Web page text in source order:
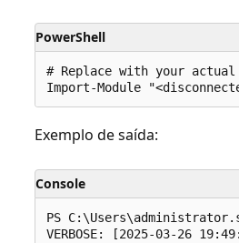
PowerShell
# Replace with your actual
Exemplo de saída:
Console
PS
VERBOSE: [2025-03-26